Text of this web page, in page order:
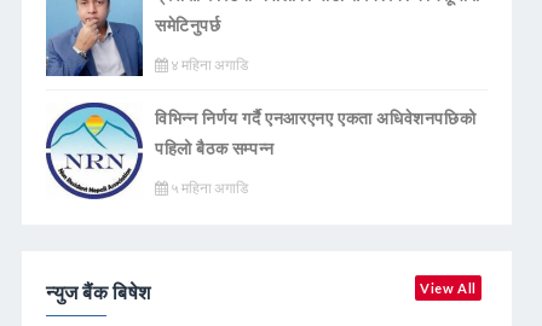
समेटिनुपर्छ
४ महिना अगाडि
विभिन्न निर्णय गर्दै एनआरएनए एकता अधिवेशनपछिको
पहिलो बैठक सम्पन्न
५ महिना अगाडि
न्युज बैंक बिषेश View All